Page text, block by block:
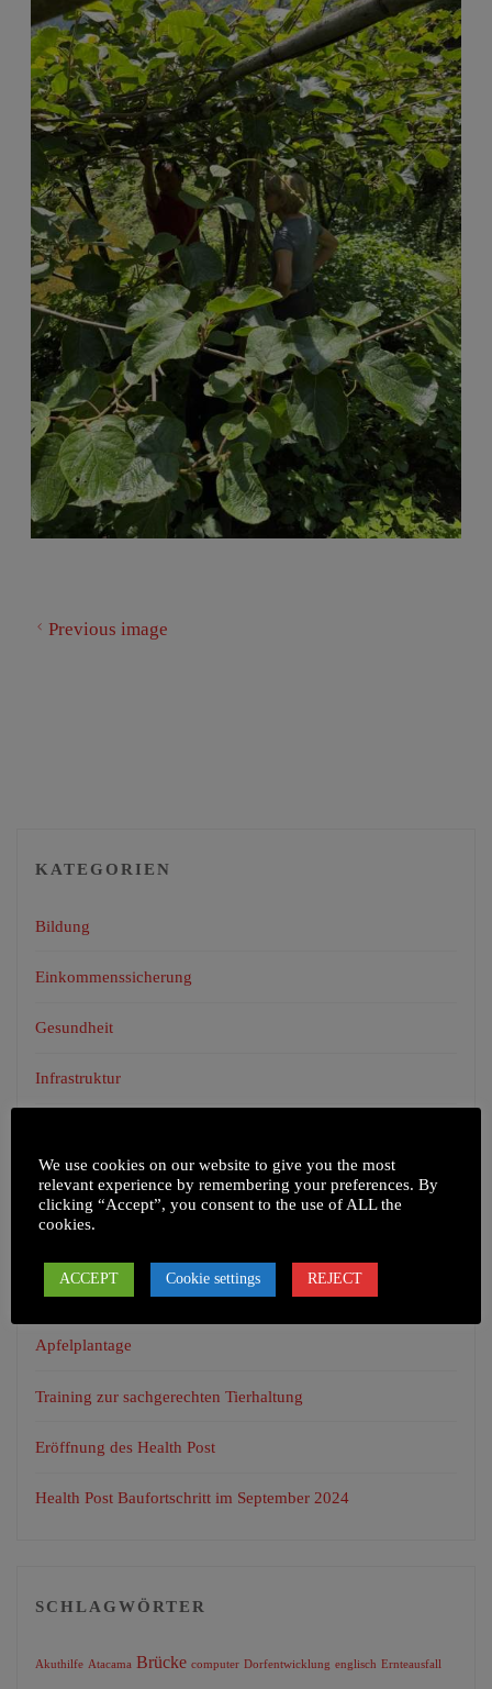
Previous image
KATEGORIEN
Bildung
Einkommenssicherung
Gesundheit
Infrastruktur
Health Camp in Chepel und umliegenden Dörfern
Apfelplantage
Training zur sachgerechten Tierhaltung
Eröffnung des Health Post
Health Post Baufortschritt im September 2024
SCHLAGWÖRTER
Akuthilfe Atacama Brücke computer Dorfentwicklung englisch Ernteausfall
We use cookies on our website to give you the most
relevant experience by remembering your preferences. By
clicking “Accept”, you consent to the use of ALL the
cookies.
ACCEPT Cookie settings REJECT